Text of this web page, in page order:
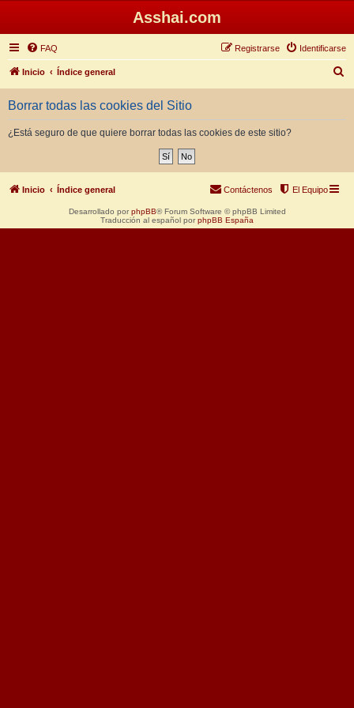
Asshai.com
FAQ Identificarse
Registrarse
Inicio Índice general
u
Borrar todas las cookies del Sitio
¿Está seguro de que quiere borrar todas las cookies de este sitio?
Inicio Índice general El Equipo
Contáctenos
Desarrollado por phpBB® Forum Software © phpBB Limited
Traducción al español por phpBB España